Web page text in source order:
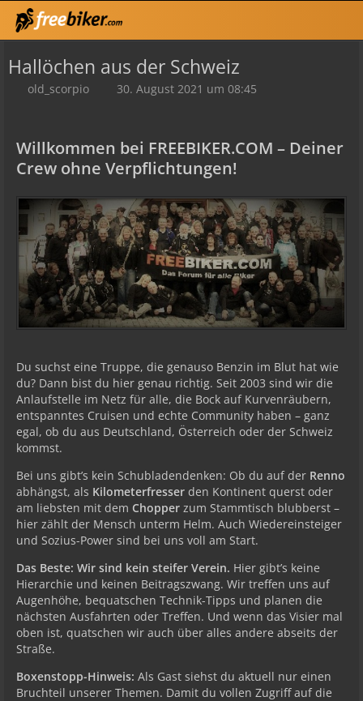
Hallöchen aus der Schweiz
old_scorpio 30. August 2021 um 08:45
Willkommen bei FREEBIKER.COM – Deiner
Crew ohne Verpflichtungen!
Du suchst eine Truppe, die genauso Benzin im Blut hat wie
du? Dann bist du hier genau richtig. Seit 2003 sind wir die
Anlaufstelle im Netz für alle, die Bock auf Kurvenräubern,
entspanntes Cruisen und echte Community haben – ganz
egal, ob du aus Deutschland, Österreich oder der Schweiz
kommst.
Bei uns gibt’s kein Schubladendenken: Ob du auf der Renno
abhängst, als Kilometerfresser den Kontinent querst oder
am liebsten mit dem Chopper zum Stammtisch blubberst –
hier zählt der Mensch unterm Helm. Auch Wiedereinsteiger
und Sozius-Power sind bei uns voll am Start.
Das Beste: Wir sind kein steifer Verein. Hier gibt’s keine
Hierarchie und keinen Beitragszwang. Wir treffen uns auf
Augenhöhe, bequatschen Technik-Tipps und planen die
nächsten Ausfahrten oder Treffen. Und wenn das Visier mal
oben ist, quatschen wir auch über alles andere abseits der
Straße.
Boxenstopp-Hinweis: Als Gast siehst du aktuell nur einen
Bruchteil unserer Themen. Damit du vollen Zugriff auf die